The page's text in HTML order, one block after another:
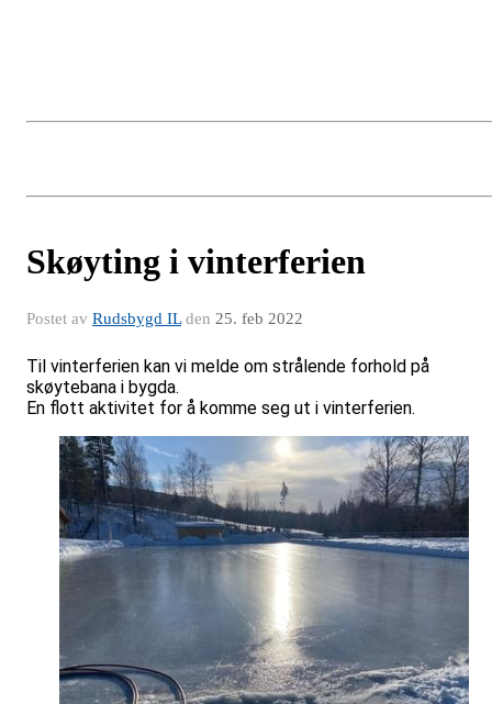
Skøyting i vinterferien
Postet av Rudsbygd ILden 25. feb 2022
Til vinterferien kan vi melde om strålende forhold på
skøytebana i bygda.
En flott aktivitet for å komme seg ut i vinterferien.